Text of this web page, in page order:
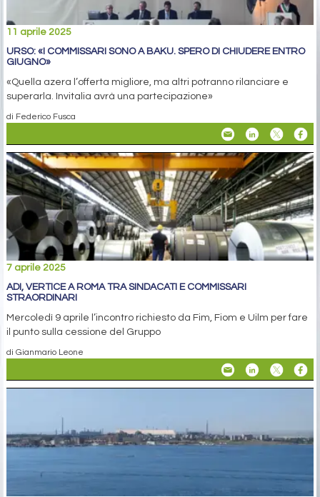
11 aprile 2025
URSO: «I COMMISSARI SONO A BAKU. SPERO DI CHIUDERE ENTRO
GIUGNO»
«Quella azera l’offerta migliore, ma altri potranno rilanciare e
superarla. Invitalia avrà una partecipazione»
di Federico Fusca
7 aprile 2025
ADI, VERTICE A ROMA TRA SINDACATI E COMMISSARI
STRAORDINARI
Mercoledì 9 aprile l’incontro richiesto da Fim, Fiom e Uilm per fare
il punto sulla cessione del Gruppo
di Gianmario Leone